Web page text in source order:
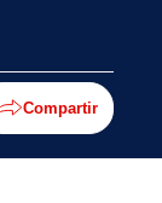
Compartir